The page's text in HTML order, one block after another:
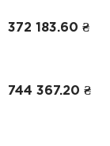
372 183.60 ₴
744 367.20 ₴